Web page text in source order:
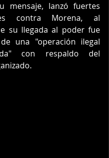
mensaje, lanzó fuertes
contra Morena, al
su llegada al poder fue
una "operación ilegal
con respaldo del